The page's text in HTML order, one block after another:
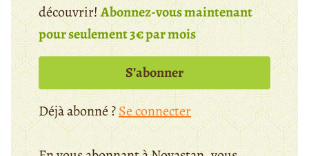
découvrir!Abonnez-vous maintenant
pour seulement 3€ par mois
S’abonner
Déjà abonné ?Se connecter